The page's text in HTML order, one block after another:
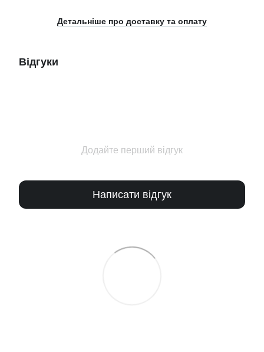
Детальніше про доставку та оплату
Відгуки
Додайте перший відгук
Написати відгук